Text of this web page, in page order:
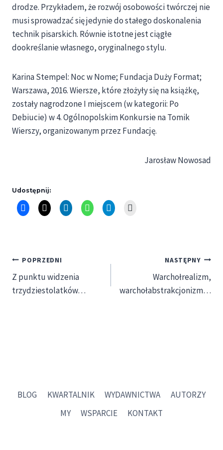
drodze. Przykładem, że rozwój osobowości twórczej nie
musi sprowadzać się jedynie do stałego doskonalenia
technik pisarskich. Równie istotne jest ciągłe
dookreślanie własnego, oryginalnego stylu.
Karina Stempel: Noc w Nome; Fundacja Duży Format;
Warszawa, 2016. Wiersze, które złożyły się na książkę,
zostały nagrodzone I miejscem (w kategorii: Po
Debiucie) w 4. Ogólnopolskim Konkursie na Tomik
Wierszy, organizowanym przez Fundację.
Jarosław Nowosad
Udostępnij:
Nawigacja
wpisu
POPRZEDNI
Z punktu widzenia
trzydziestolatków…
NASTĘPNY
Warchołrealizm,
warchołabstrakcjonizm…
BLOG KWARTALNIK WYDAWNICTWA
AUTORZY
MY
WSPARCIE KONTAKT